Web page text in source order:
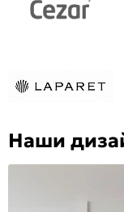
Наши